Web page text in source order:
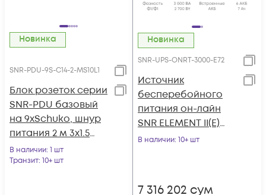
Новинка
SNR-PDU-9S-C14-2-MS10L1
Блок розеток серии
SNR-PDU базовый
на 9хSchuko, шнур
питания 2 м 3x1.5
мм² с вилкой C14,
10A
В наличии: 1 шт
Транзит: 10+ шт
Новинка
SNR-UPS-ONRT-3000-E72
Источник
бесперебойного
питания он-лайн
SNR ELEMENT II(E)
3000ВА/2700Вт, 1ф:1ф
В наличии: 10+ шт
7 316 202 сум